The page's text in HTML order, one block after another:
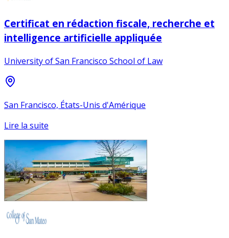
Certificat en rédaction fiscale, recherche et
intelligence artificielle appliquée
University of San Francisco School of Law
San Francisco, États-Unis d'Amérique
Lire la suite